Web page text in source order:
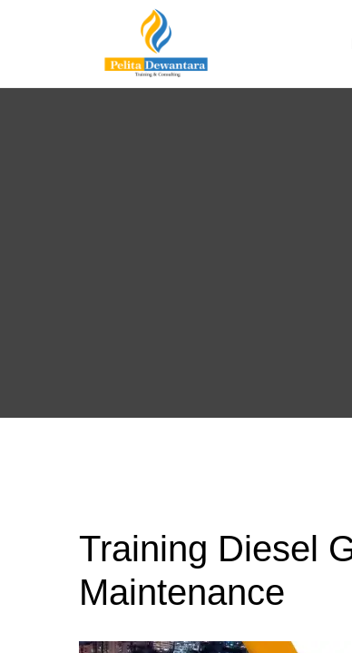
Training Diesel
Maintenance